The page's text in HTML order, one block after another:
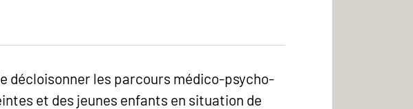
décloisonner les parcours médico-psycho-
et des jeunes enfants en situation de